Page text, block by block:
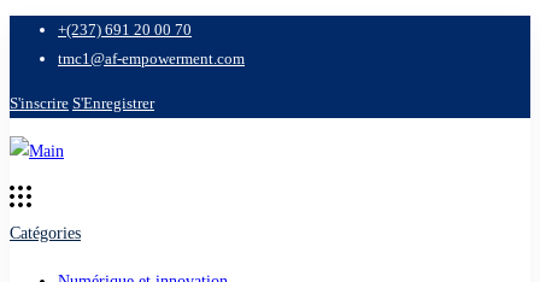
+(237) 691 20 00 70
tmc1@af-empowerment.com
S'inscrire S'Enregistrer
Catégories